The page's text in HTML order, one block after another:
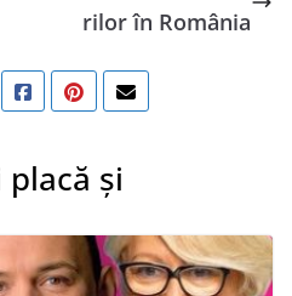
rilor în România
și